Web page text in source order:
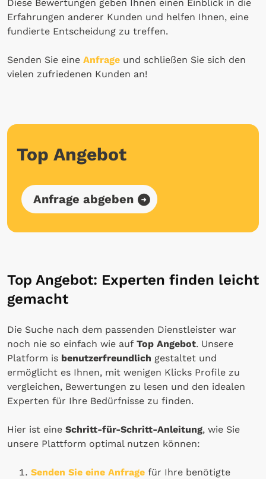
Diese Bewertungen geben Ihnen einen Einblick in die
Erfahrungen anderer Kunden und helfen Ihnen, eine
fundierte Entscheidung zu treffen.
Senden Sie eine Anfrage und schließen Sie sich den
vielen zufriedenen Kunden an!
Top Angebot
Anfrage abgeben
Top Angebot: Experten finden leicht
gemacht
Die Suche nach dem passenden Dienstleister war
noch nie so einfach wie auf Top Angebot. Unsere
Platform is benutzerfreundlich gestaltet und
ermöglicht es Ihnen, mit wenigen Klicks Profile zu
vergleichen, Bewertungen zu lesen und den idealen
Experten für Ihre Bedürfnisse zu finden.
Hier ist eine Schritt-für-Schritt-Anleitung, wie Sie
unsere Plattform optimal nutzen können:
Senden Sie eine Anfrage für Ihre benötigte